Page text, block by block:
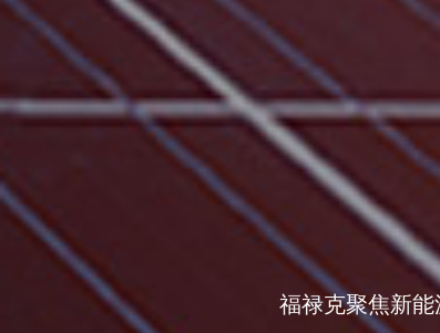
福禄克聚焦新